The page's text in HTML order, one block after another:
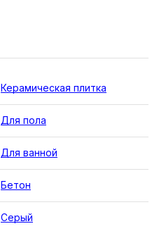
Керамическая плитка
Для пола
Для ванной
Бетон
Серый